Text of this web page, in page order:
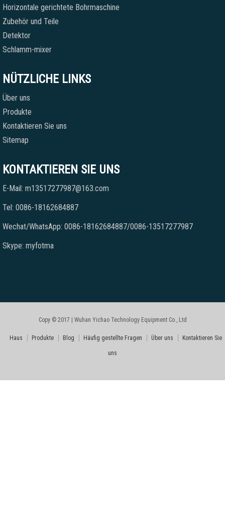
Horizontale gerichtete Bohrmaschine
Zubehör und Teile
Detektor
Schlamm-mixer
NÜTZLICHE LINKS
Über uns
Produkte
Kontaktieren Sie uns
Sitemap
KONTAKTIEREN SIE UNS
E-Mail: m13517277987@163.com
Tel: 0086-18162684887
Wechat/WhatsApp: 0086-18162684887/0086-13517277987
Skype: myfotma
Copy © 2017 | Wuhan Yichao Technology Equipment Co., Ltd
Haus Produkte Blog Häufig gestellte Fragen Über uns Kontaktieren Sie
uns